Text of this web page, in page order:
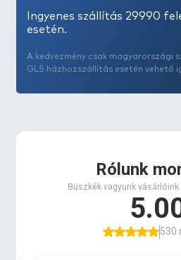
Ingyenes szállítás 29990
esetén.
A kedvezmény csak magyarországi
GLS házhozszállítás esetén vehető